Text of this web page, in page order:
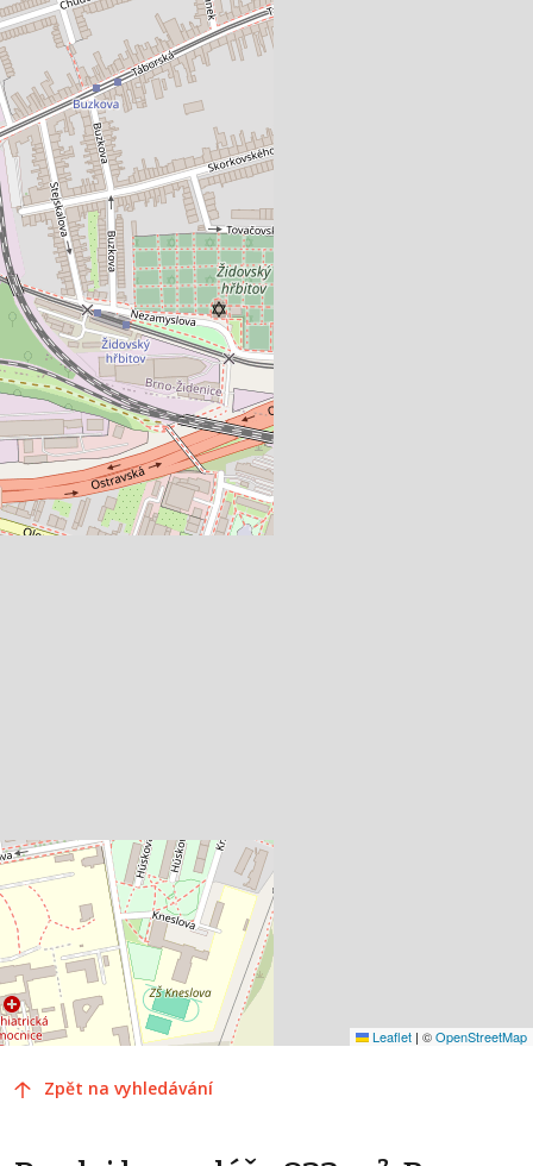
Leaflet | ©OpenStreetMap
Zpět na vyhledávání